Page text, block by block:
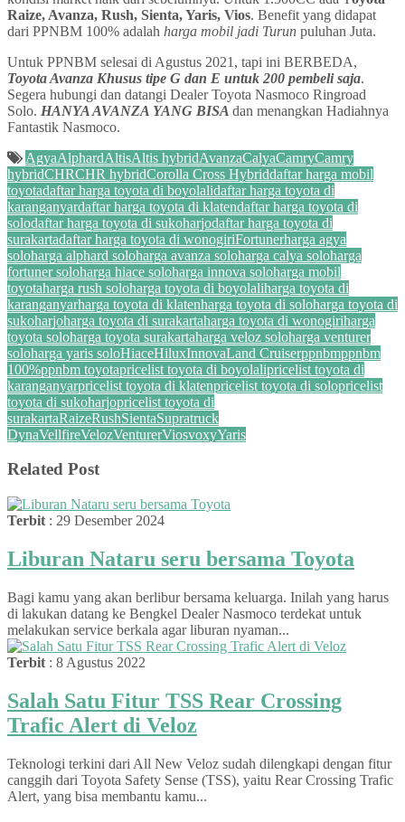
Raize, Avanza, Rush, Sienta, Yaris, Vios. Benefit yang didapat
dari PPNBM 100% adalah harga mobil jadi Turun puluhan Juta.
Untuk PPNBM selesai di Agustus 2021, tapi ini BERBEDA,
Toyota Avanza Khusus tipe G dan E untuk 200 pembeli saja.
Segera hubungi dan datangi Dealer Toyota Nasmoco Ringroad
Solo. HANYA AVANZA YANG BISA dan menangkan Hadiahnya
Fantastik Nasmoco.
AgyaAlphardAltisAltis hybridAvanzaCalyaCamryCamry
hybridCHRCHR hybridCorolla Cross Hybriddaftar harga mobil
toyotadaftar harga toyota di boyolalidaftar harga toyota di
karanganyardaftar harga toyota di klatendaftar harga toyota di
solodaftar harga toyota di sukoharjodaftar harga toyota di
surakartadaftar harga toyota di wonogiriFortunerharga agya
soloharga alphard soloharga avanza soloharga calya soloharga
fortuner soloharga hiace soloharga innova soloharga mobil
toyotaharga rush soloharga toyota di boyolaliharga toyota di
karanganyarharga toyota di klatenharga toyota di soloharga toyota di
sukoharjoharga toyota di surakartaharga toyota di wonogiriharga
toyota soloharga toyota surakartaharga veloz soloharga venturer
soloharga yaris soloHiaceHiluxInnovaLand Cruiserppnbmppnbm
100%ppnbm toyotapricelist toyota di boyolalipricelist toyota di
karanganyarpricelist toyota di klatenpricelist toyota di solopricelist
toyota di sukoharjopricelist toyota di
surakartaRaizeRushSientaSupratruck
DynaVellfireVelozVenturerViosvoxyYaris
Related Post
Terbit : 29 Desember 2024
Liburan Nataru seru bersama Toyota
Bagi kamu yang akan berlibur bersama keluarga. Inilah yang harus
di lakukan datang ke Bengkel Dealer Nasmoco terdekat untuk
melakukan service berkala agar liburan nyaman...
Terbit : 8 Agustus 2022
Salah Satu Fitur TSS Rear Crossing
Trafic Alert di Veloz
Teknologi terkini dari All New Veloz sudah dilengkapi dengan fitur
canggih dari Toyota Safety Sense (TSS), yaitu Rear Crossing Trafic
Alert, yang bisa membantu kamu...